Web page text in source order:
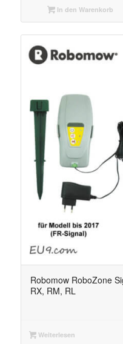
In den Warenkorb
Robomow RoboZone
RX, RM, RL
Weiterlesen